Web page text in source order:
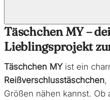
Täschchen MY –
Lieblingsprojekt
Täschchen MYist ein
Reißverschlusstäschchen,
Größen nähen kannst. Ob